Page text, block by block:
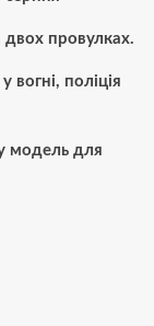
двох провулках.
вогні, поліція
модель для